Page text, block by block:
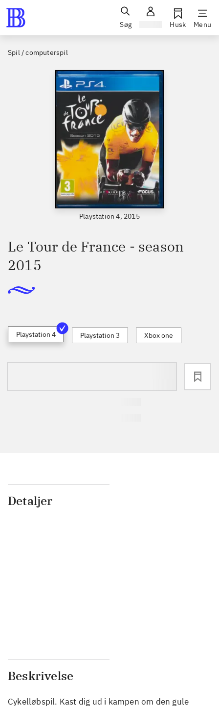
Søg Husk Menu
Spil / computerspil
Playstation 4, 2015
Le Tour de France - season
2015
Playstation 4 Playstation 3 Xbox one
Detaljer
Beskrivelse
Cykelløbspil. Kast dig ud i kampen om den gule